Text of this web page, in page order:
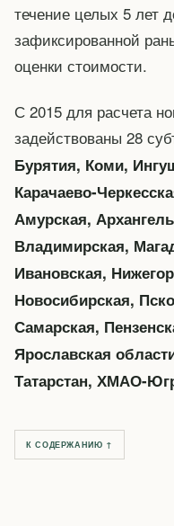
течение целых 5 лет
зафиксированной
оценки стоимости.
С 2015 для расчета
задействованы 28
Бурятия, Коми,
Карачаево-
Амурская,
Владимирская,
Ивановская,
Новосибирская,
Самарская,
Ярославская
Татарстан, ХМАО-
К СОДЕРЖАНИЮ ↑